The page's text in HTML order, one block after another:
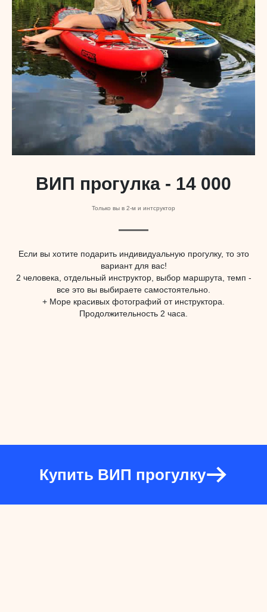
ВИП прогулка - 14 000
Только вы в 2-м и интсруктор
Если вы хотите подарить индивидуальную прогулку, то это
вариант для вас!
2 человека, отдельный инструктор, выбор маршрута, темп -
все это вы выбираете самостоятельно.
+ Море красивых фотографий от инструктора.
Продолжительность 2 часа.
Купить ВИП прогулку